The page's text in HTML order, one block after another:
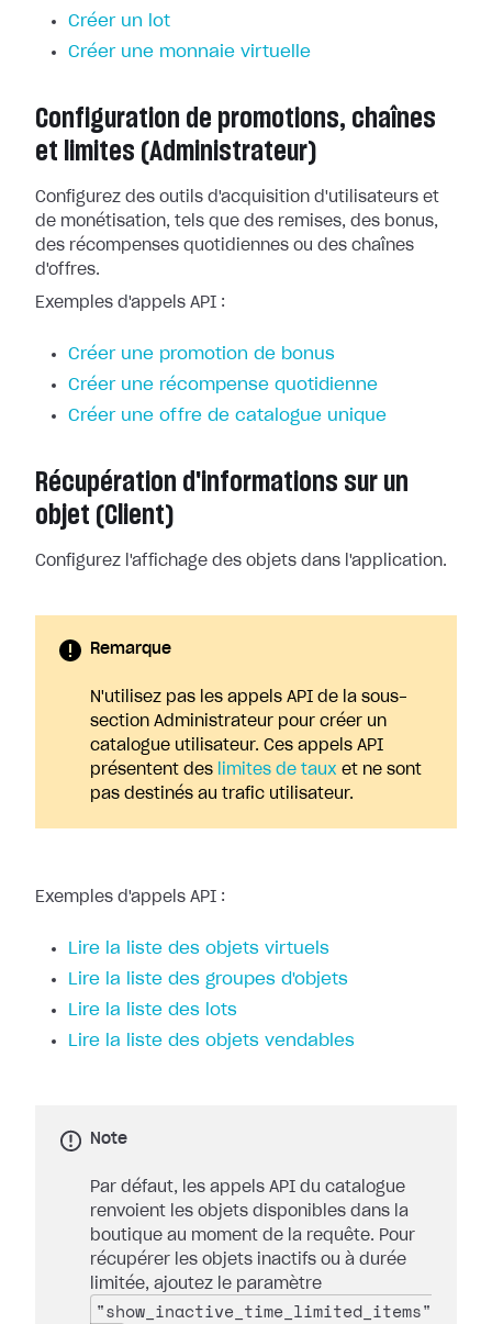
Créer un lot
Créer une monnaie virtuelle
Configuration de promotions, chaînes
et limites (Administrateur)
Configurez des outils d'acquisition d'utilisateurs et
de monétisation, tels que des remises, des bonus,
des récompenses quotidiennes ou des chaînes
d'offres.
Exemples d'appels API :
Créer une promotion de bonus
Créer une récompense quotidienne
Créer une offre de catalogue unique
Récupération d'informations sur un
objet (Client)
Configurez l'affichage des objets dans l'application.
Remarque
N'utilisez pas les appels API de la sous-
section Administrateur pour créer un
catalogue utilisateur. Ces appels API
présentent des
limites de taux et ne sont
pas destinés au trafic utilisateur.
Exemples d'appels API :
Lire la liste des objets virtuels
Lire la liste des groupes d'objets
Lire la liste des lots
Lire la liste des objets vendables
Note
Par défaut, les appels API du catalogue
renvoient les objets disponibles dans la
boutique au moment de la requête. Pour
récupérer les objets inactifs ou à durée
limitée, ajoutez le paramètre
"show_inactive_time_limited_items"